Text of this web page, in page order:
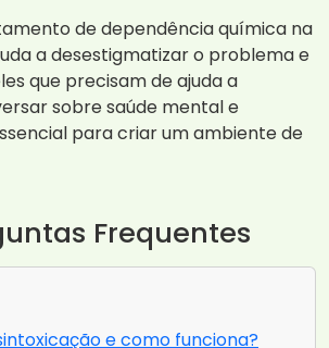
de dependência química na
a desestigmatizar o problema e
que precisam de ajuda a
sobre saúde mental e
para criar um ambiente de
Frequentes
e como funciona?